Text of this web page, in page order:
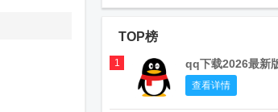
TOP榜
1 qq下载2026最新
查看详情